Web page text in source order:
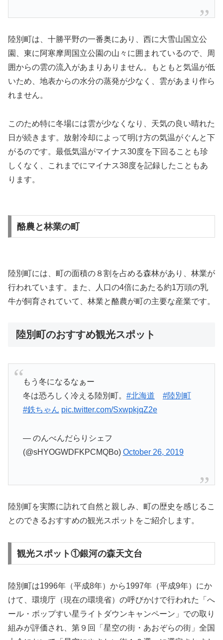
陸別町は、十勝平野の一番奥にあり、西に大雪山国立公
園、東に阿寒摩周国立公園の山々に囲まれているので、周
囲からの雲の流入があまりありません。もともと気温が低
いため、地表からの水分の蒸発が少なく、雲があまり作ら
れません。
このため特に冬場には雲が少なくなり、天気の良い晴れた
日が続きます。放射冷却によって明け方の気温がぐんと下
がるのです。最低気温がマイナス30度を下回ることも珍
しくなく、これまでにマイナス38度を記録したこともあ
ります。
酪農と林業の町
陸別町には、町の面積の８割を占める森林があり、林業が
行われています。また、人口の4倍にあたる約1万頭の乳
牛が飼育されていて、林業と酪農が町の主要な産業です。
陸別町のおすすめ観光スポット
もう冬になるなぁー
冬は恐ろしく冷える陸別町。 #北海道
#陸別町
#鉄ちゃん pic.twitter.com/SxwpkjqZ2e
— のんべんだらりシェフ
(@sHYOGWDFKPCMQBo) October 26, 2019
陸別町を実際に訪れて自然と親しみ、町の歴史を感じるこ
とのできるおすすめの観光スポットをご紹介します。
観光スポット①銀河の森天文台
陸別町は1996年（平成8年）から1997年（平成9年）にか
けて、環境庁（現在の環境省）の呼びかけで行われた「へ
ール・ボップすい星ライトダウンキャンペーン」での取り
組みが評価され、第９回「星空の街・あおぞらの街」全国